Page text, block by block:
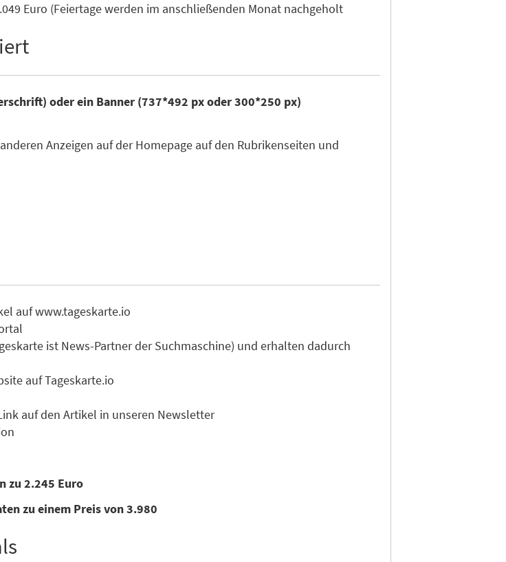
Euro (Feiertage werden im anschließenden Monat nachgeholt
oder ein Banner (737*492 px oder 300*250 px)
Anzeigen auf der Homepage auf den Rubrikenseiten und
auf www.tageskarte.io
ist News-Partner der Suchmaschine) und erhalten dadurch
auf Tageskarte.io
auf den Artikel in unseren Newsletter
zu 2.245 Euro
zu einem Preis von 3.980